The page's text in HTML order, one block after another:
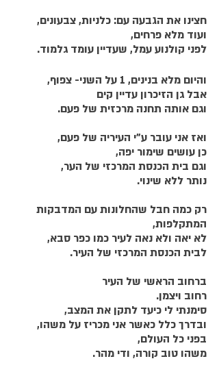
חצינו את הגבעה עם: כלניות, צבעונים,
ועוד מלא פרחים,
לפני קולנוע עמל, שעדיין עומד גלמוד.
והיום מלא בנינים, 1 על השני- צפוף,
אבל גן הזיכרון עדיין קים
וגם אותה תחנה מרכזית של פעם.
ואז אני עובר ע"י העיריה של פעם,
כן עושים שימור יפה,
וגם בית הכנסת המרכזי של הער,
נותר ללא שינוי.
רק כמה חבל שהחלונות עם המדבקות
המתקלפות,
לא יאה ולא נאה לעיר כמו כפר סבא,
לבית הכנסת המרכזי של העיר.
ברחוב הראשי של העיר
רחוב ויצמן.
סימנתי לי כיעד לתקן את המצב,
ובדרך כלל כאשר אני מכריז על משהו,
בפני כל העולם,
משהו טוב קורה, ודי מהר.